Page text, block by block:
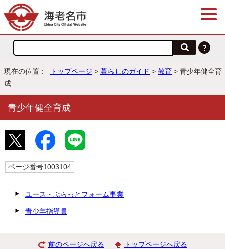
現在の位置： トップページ > 暮らしのガイド > 教育 > 青少年健全育
成
青少年健全育成
ページ番号1003104
ユース・ぷらっとフォーム事業
青少年指導員
前のページへ戻る トップページへ戻る